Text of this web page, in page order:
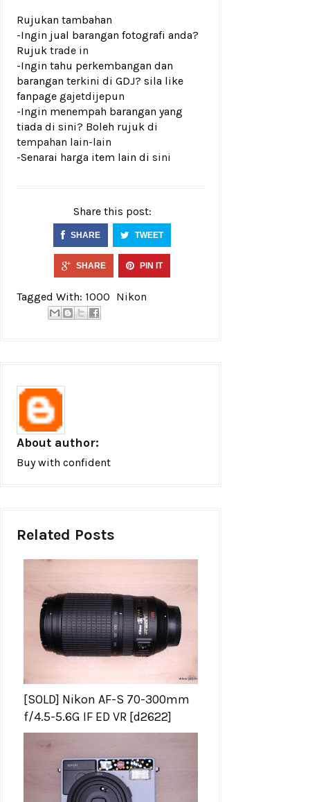
Rujukan tambahan
-Ingin jual barangan fotografi anda?
Rujuk trade in
-Ingin tahu perkembangan dan
barangan terkini di GDJ? sila like
fanpage gajetdijepun
-Ingin menempah barangan yang
tiada di sini? Boleh rujuk di
tempahan lain-lain
-Senarai harga item lain di sini
Share this post:
SHARE TWEET
SHARE PIN IT
Tagged With: 1000 Nikon
About author:
Buy with confident
Related Posts
[SOLD] Nikon AF-S 70-300mm
f/4.5-5.6G IF ED VR [d2622]